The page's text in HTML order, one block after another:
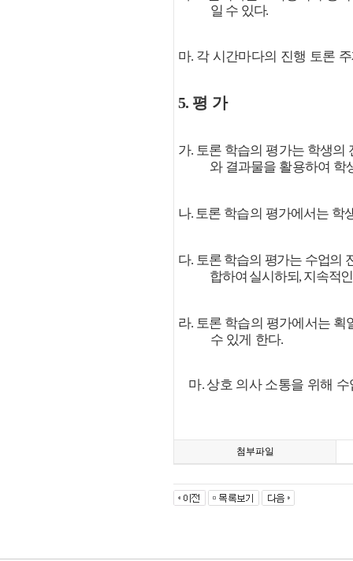
일 수 있다.
마. 각 시간마다의 진행 토론
5. 평 가
가. 토론 학습의 평가는 학생의
와 결과물을 활용하여 학
나. 토론 학습의 평가에서는 학
다. 토론 학습의 평가는 수업의
합하여 실시하되, 지속적
라. 토론 학습의 평가에서는
수 있게 한다.
마. 상호 의사 소통을 위해
첨부파일